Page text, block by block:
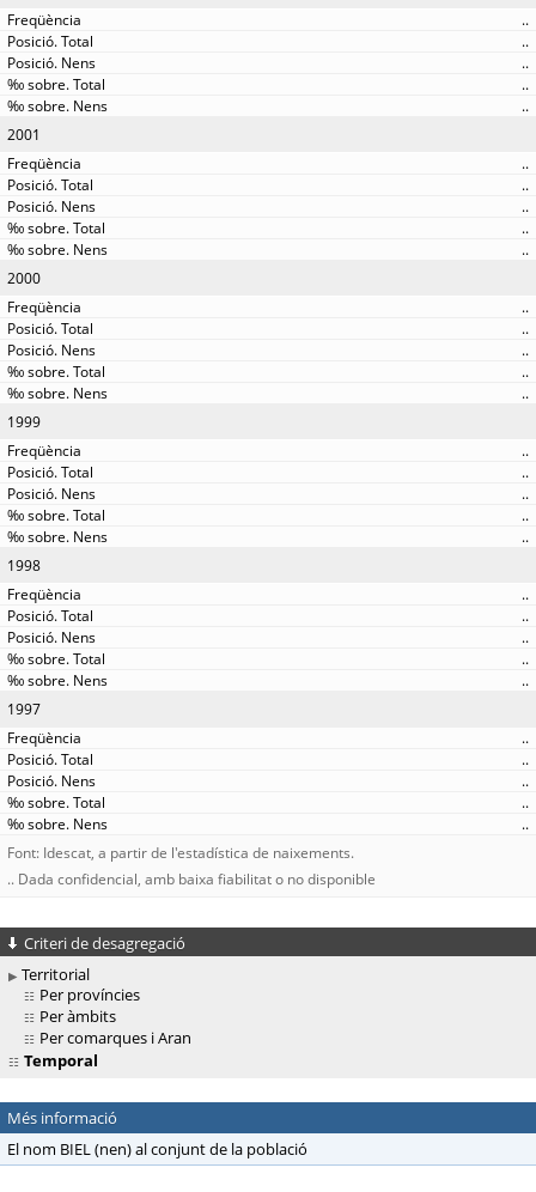
..
..
..
..
..
2001
..
..
..
..
..
2000
..
..
..
..
..
1999
..
..
..
..
..
1998
..
..
..
..
..
1997
..
..
..
..
..
Font: Idescat, a partir de l'estadística de naixements.
.. Dada confidencial, amb baixa fiabilitat o no disponible
Criteri de desagregació
Territorial
Per províncies
Per àmbits
Per comarques i Aran
Temporal
Més informació
El nom BIEL (nen) al conjunt de la població